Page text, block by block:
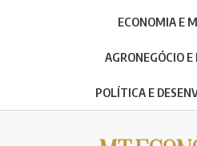
ECONOMIA E
AGRONEGÓCIO
POLÍTICA E